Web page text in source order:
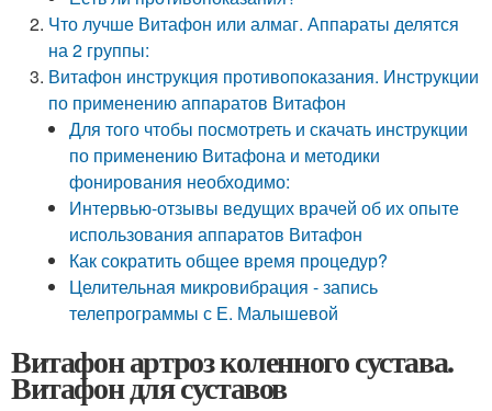
Что лучше Витафон или алмаг. Аппараты делятся
на 2 группы:
Витафон инструкция противопоказания. Инструкции
по применению аппаратов Витафон
Для того чтобы посмотреть и скачать инструкции
по применению Витафона и методики
фонирования необходимо:
Интервью-отзывы ведущих врачей об их опыте
использования аппаратов Витафон
Как сократить общее время процедур?
Целительная микровибрация - запись
телепрограммы с Е. Малышевой
Витафон артроз коленного сустава.
Витафон для суставов